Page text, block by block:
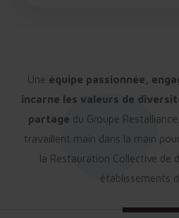
Une équipe passionnée,
incarne les valeurs de
partage du Groupe
travaillent main dans la main
la Restauration Collective de
établissements